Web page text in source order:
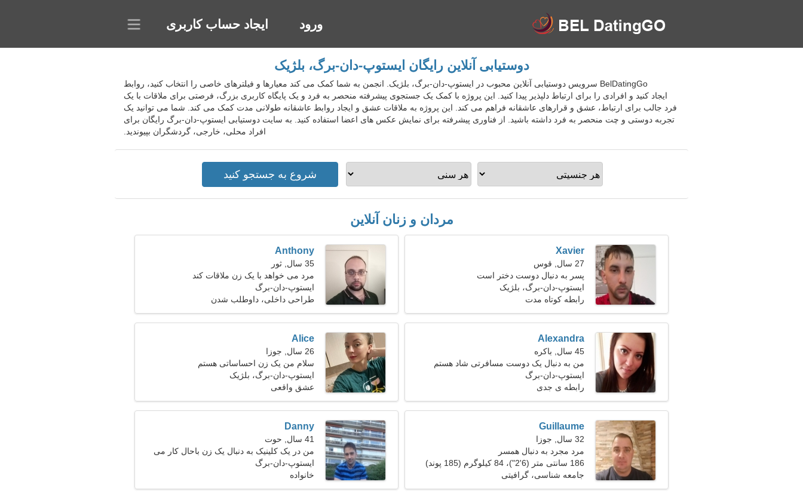
ورود ایجاد حساب کاربری
دوستیابی آنلاین رایگان ایستوپ-دان-برگ، بلژیک
BelDatingGo سرویس دوستیابی آنلاین محبوب در ایستوپ-دان-برگ، بلژیک. انجمن به شما کمک می کند معیارها و فیلترهای خاصی را انتخاب کنید، روابط
ایجاد کنید و افرادی را برای ارتباط دلپذیر پیدا کنید. این پروژه با کمک یک جستجوی پیشرفته منحصر به فرد و یک پایگاه کاربری بزرگ، فرصتی برای ملاقات با یک
فرد جالب برای ارتباط، عشق و قرارهای عاشقانه فراهم می کند. این پروژه به ملاقات عشق و ایجاد روابط عاشقانه طولانی مدت کمک می کند. شما می توانید یک
تجربه دوستی و چت منحصر به فرد داشته باشید. از فناوری پیشرفته برای نمایش عکس های اعضا استفاده کنید. به سایت دوستیابی ایستوپ-دان-برگ رایگان برای
افراد محلی، خارجی، گردشگران بپیوندید.
مردان و زنان آنلاین
Xavier
27 سال, قوس
پسر به دنبال دوست دختر است
ایستوپ-دان-برگ، بلژیک
رابطه کوتاه مدت
Anthony
35 سال, ثور
مرد می خواهد با یک زن ملاقات کند
ایستوپ-دان-برگ
طراحی داخلی، داوطلب شدن
Alexandra
45 سال, باکره
من به دنبال یک دوست مسافرتی شاد هستم
ایستوپ-دان-برگ
رابطه ی جدی
Alice
26 سال, جوزا
سلام من یک زن احساساتی هستم
ایستوپ-دان-برگ، بلژیک
عشق واقعی
Guillaume
32 سال, جوزا
مرد مجرد به دنبال همسر
186 سانتی متر (6'2")، 84 کیلوگرم (185 پوند)
جامعه شناسی، گرافیتی
Danny
41 سال, حوت
من در یک کلینیک به دنبال یک زن باحال کار می
کنم
ایستوپ-دان-برگ
خانواده